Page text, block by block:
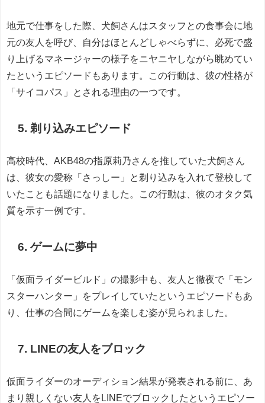
地元で仕事をした際、犬飼さんはスタッフとの食事会に地
元の友人を呼び、自分はほとんどしゃべらずに、必死で盛
り上げるマネージャーの様子をニヤニヤしながら眺めてい
たというエピソードもあります。この行動は、彼の性格が
「サイコパス」とされる理由の一つです。
5. 剃り込みエピソード
高校時代、AKB48の指原莉乃さんを推していた犬飼さん
は、彼女の愛称「さっしー」と剃り込みを入れて登校して
いたことも話題になりました。この行動は、彼のオタク気
質を示す一例です。
6. ゲームに夢中
「仮面ライダービルド」の撮影中も、友人と徹夜で「モン
スターハンター」をプレイしていたというエピソードもあ
り、仕事の合間にゲームを楽しむ姿が見られました。
7. LINEの友人をブロック
仮面ライダーのオーディション結果が発表される前に、あ
まり親しくない友人をLINEでブロックしたというエピソー